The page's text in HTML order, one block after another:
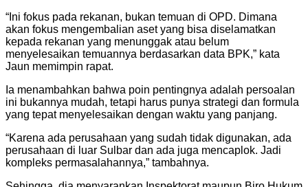
“Ini fokus pada rekanan, bukan temuan di OPD. Dimana
akan fokus mengembalian aset yang bisa diselamatkan
kepada rekanan yang menunggak atau belum
menyelesaikan temuannya berdasarkan data BPK,” kata
Jaun memimpin rapat.
Ia menambahkan bahwa poin pentingnya adalah persoalan
ini bukannya mudah, tetapi harus punya strategi dan formula
yang tepat menyelesaikan dengan waktu yang panjang.
“Karena ada perusahaan yang sudah tidak digunakan, ada
perusahaan di luar Sulbar dan ada juga mencaplok. Jadi
kompleks permasalahannya,” tambahnya.